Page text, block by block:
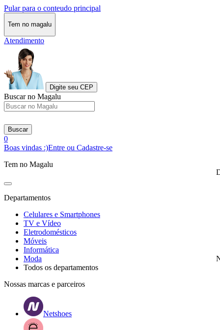
Pular para o conteudo principal
Tem no magalu
Atendimento
Digite seu CEP
Buscar no Magalu
Buscar
0
Boas vindas :)Entre ou Cadastre-se
Tem no Magalu
Departamentos
Celulares e Smartphones
TV e Vídeo
Eletrodomésticos
Móveis
Informática
Moda
Todos os departamentos
Nossas marcas e parceiros
Netshoes